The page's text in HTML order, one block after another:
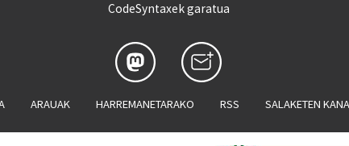
CodeSyntaxek garatua
ARAUAK HARREMANETARAKO RSS SALAKETEN